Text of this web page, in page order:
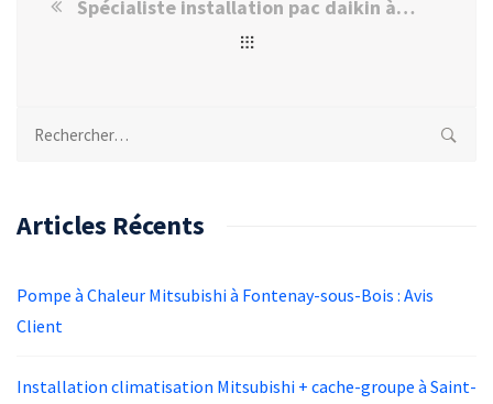
Spécialiste installation pac daikin à Noisiel
Rechercher :
Articles Récents
Pompe à Chaleur Mitsubishi à Fontenay-sous-Bois : Avis
Client
Installation climatisation Mitsubishi + cache-groupe à Saint-